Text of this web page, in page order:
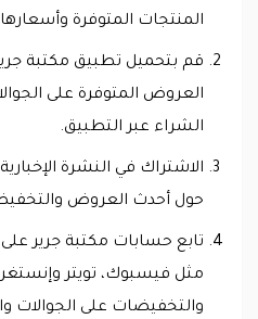
المنتجات المتوفرة
قم بتحميل تطبيق مكتبة
العروض المتوفرة على
الشراء عبر التطبيق.
الاشتراك في النشرة
حول أحدث العروض
تابع حسابات مكتبة جرير
مثل فيسبوك، تويتر
والتخفيضات على الجوالات